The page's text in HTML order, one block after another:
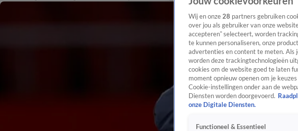
Wij en onze 28 partners gebruiken
over jou als gebruiker van onze
accepteren” selecteert, worden
te kunnen personaliseren, onze
advertenties en content te meten. Als
worden deze trackingtechnologieën
cookies om de website goed te laten
moment opnieuw openen om je
Cookie-instellingen onder aan de
Diensten worden doorgevoerd.
onze Digitale Diensten.
Functioneel & Essentieel